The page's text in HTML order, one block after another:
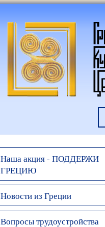
Наша акция - ПОДДЕРЖИ
ГРЕЦИЮ
Новости из Греции
Вопросы трудоустройства